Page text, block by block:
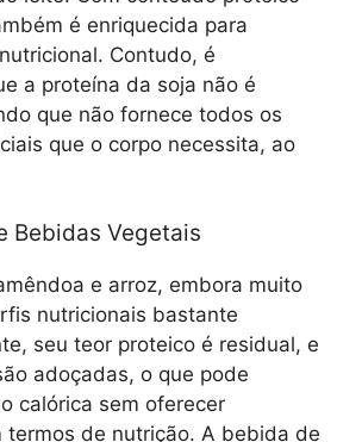
é enriquecida para
Contudo, é
a proteína da soja não é
que não fornece todos os
que o corpo necessita, ao
Bebidas Vegetais
e arroz, embora muito
nutricionais bastante
seu teor proteico é residual, e
adoçadas, o que pode
calórica sem oferecer
termos de nutrição. A bebida de